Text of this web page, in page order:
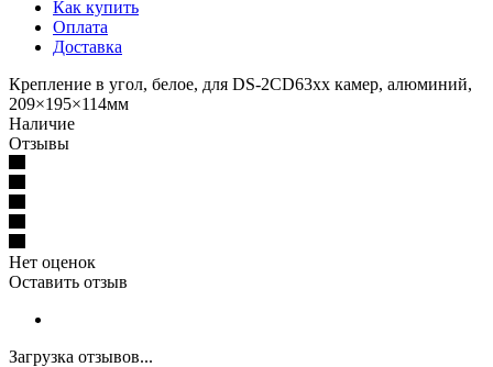
Как купить
Оплата
Доставка
Крепление в угол, белое, для DS-2CD63xx камер, алюминий,
209×195×114мм
Наличие
Отзывы
Нет оценок
Оставить отзыв
Загрузка отзывов...